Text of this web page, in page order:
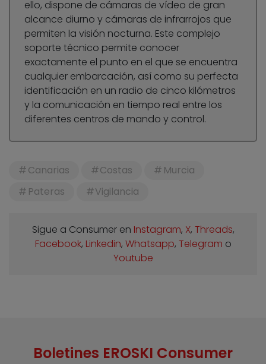
ello, dispone de cámaras de vídeo de gran
alcance diurno y cámaras de infrarrojos que
permiten la visión nocturna. Este complejo
soporte técnico permite conocer
exactamente el punto en el que se encuentra
cualquier embarcación, así como su perfecta
identificación en un radio de cinco kilómetros
y la comunicación en tiempo real entre los
diferentes centros de mando y control.
Canarias Costas
Murcia
Pateras
Vigilancia
Sigue a Consumer en Instagram, X, Threads,
Facebook, Linkedin, Whatsapp, Telegram o
Youtube
Boletines EROSKI Consumer